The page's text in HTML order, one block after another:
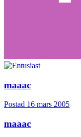
maaac
Postad 16 mars 2005
maaac